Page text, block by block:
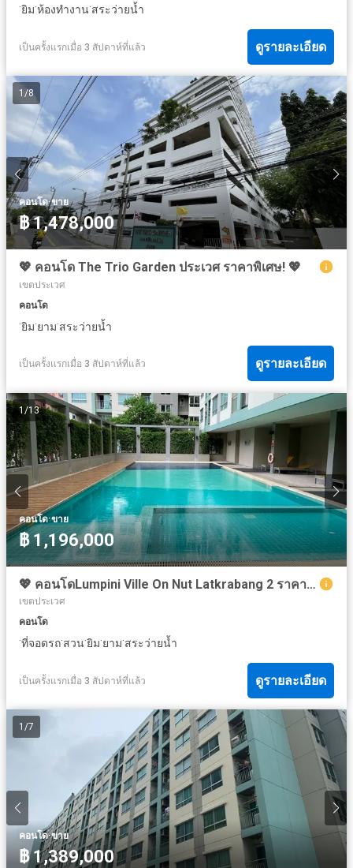
·ยิม·ห้องทำงาน·สระว่ายน้ำ
เป็นครั้งแรกเมื่อ 3 สัปดาห์ที่แล้ว ดูรายละเอียด
1 /8
คอนโด·ขาย
฿ 1,478,000
💖 คอนโด The Trio Garden ประเวศ ราคาพิเศษ! 💖
เขตประเวศ
คอนโด
·ยิม·ยาม·สระว่ายน้ำ
เป็นครั้งแรกเมื่อ 3 สัปดาห์ที่แล้ว ดูรายละเอียด
1 /13
คอนโด·ขาย
฿ 1,196,000
💖 คอนโดLumpini Ville On Nut Latkrabang 2 ราคาพิเศษ! 💖
เขตประเวศ
คอนโด
·ที่จอดรถ·สวน·ยิม·ยาม·สระว่ายน้ำ
เป็นครั้งแรกเมื่อ 3 สัปดาห์ที่แล้ว ดูรายละเอียด
1 /7
คอนโด·ขาย
฿ 1,389,000